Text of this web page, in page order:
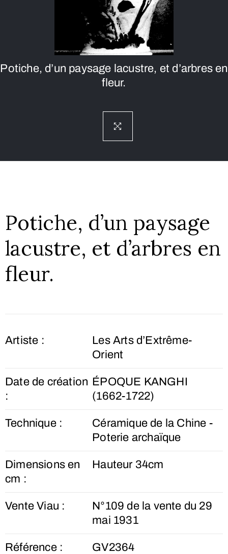
Potiche, d’un paysage lacustre, et d’arbres en
fleur.
Potiche, d’un paysage
lacustre, et d’arbres en
fleur.
Artiste :
Les Arts d’Extrême-
Orient
Date de création
:
ÉPOQUE KANGHI
(1662-1722)
Technique :
Céramique de la Chine -
Poterie archaïque
Dimensions en
cm :
Hauteur 34cm
Vente Viau :
N°109 de la vente du 29
mai 1931
Référence : GV2364